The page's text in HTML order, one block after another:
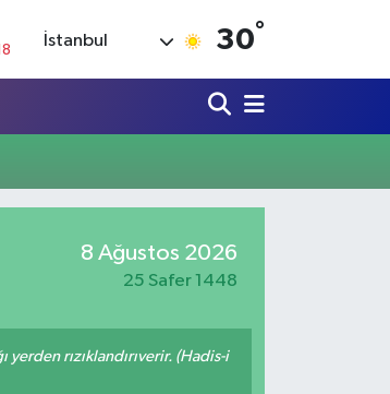
İstanbul 30°
8 Ağustos 2026
25 Safer 1448
rızıklandırıverir. (Hadis-i